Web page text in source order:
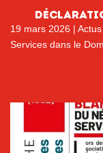
19 mars 2026 |
Services dans le